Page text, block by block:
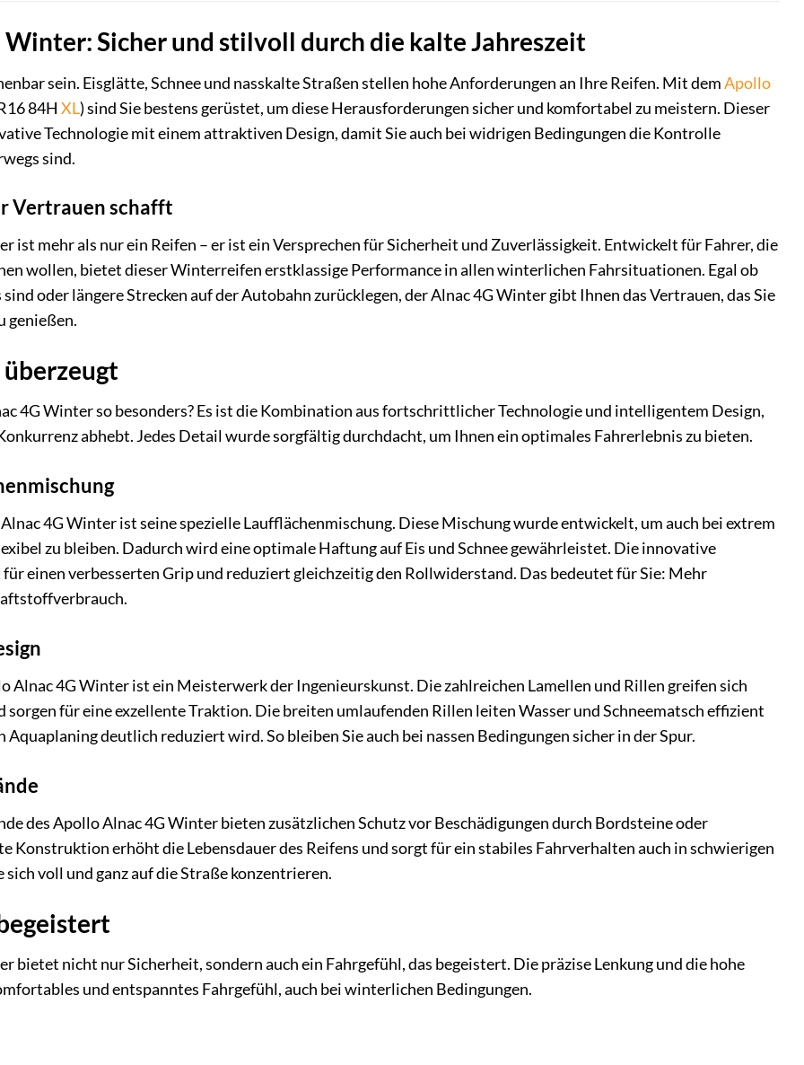
Sicher und stilvoll durch die kalte Jahreszeit
sein. Eisglätte, Schnee und nasskalte Straßen stellen hohe Anforderungen an Ihre Reifen. Mit demApollo
84H XL) sind Sie bestens gerüstet, um diese Herausforderungen sicher und komfortabel zu meistern. Dieser
Technologie mit einem attraktiven Design, damit Sie auch bei widrigen Bedingungen die Kontrolle
sind.
Vertrauen schafft
ist mehr als nur ein Reifen – er ist ein Versprechen für Sicherheit und Zuverlässigkeit. Entwickelt für Fahrer, die
wollen, bietet dieser Winterreifen erstklassige Performance in allen winterlichen Fahrsituationen. Egal ob
oder längere Strecken auf der Autobahn zurücklegen, der Alnac 4G Winter gibt Ihnen das Vertrauen, das Sie
genießen.
überzeugt
4G Winter so besonders? Es ist die Kombination aus fortschrittlicher Technologie und intelligentem Design,
abhebt. Jedes Detail wurde sorgfältig durchdacht, um Ihnen ein optimales Fahrerlebnis zu bieten.
4G Winter ist seine spezielle Laufflächenmischung. Diese Mischung wurde entwickelt, um auch bei extrem
zu bleiben. Dadurch wird eine optimale Haftung auf Eis und Schnee gewährleistet. Die innovative
einen verbesserten Grip und reduziert gleichzeitig den Rollwiderstand. Das bedeutet für Sie: Mehr
Alnac 4G Winter ist ein Meisterwerk der Ingenieurskunst. Die zahlreichen Lamellen und Rillen greifen sich
sorgen für eine exzellente Traktion. Die breiten umlaufenden Rillen leiten Wasser und Schneematsch effizient
Aquaplaning deutlich reduziert wird. So bleiben Sie auch bei nassen Bedingungen sicher in der Spur.
des Apollo Alnac 4G Winter bieten zusätzlichen Schutz vor Beschädigungen durch Bordsteine oder
Konstruktion erhöht die Lebensdauer des Reifens und sorgt für ein stabiles Fahrverhalten auch in schwierigen
sich voll und ganz auf die Straße konzentrieren.
bietet nicht nur Sicherheit, sondern auch ein Fahrgefühl, das begeistert. Die präzise Lenkung und die hohe
und entspanntes Fahrgefühl, auch bei winterlichen Bedingungen.